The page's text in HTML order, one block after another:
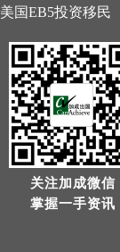
美国EB5投资移民
关注加成微信
掌握一手资讯